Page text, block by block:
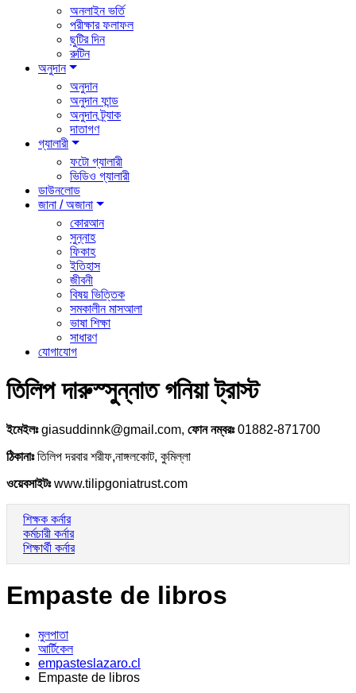
অনলাইন ভর্তি
পরীক্ষার ফলাফল
ছুটির দিন
রুটিন
অনুদান
অনুদান
অনুদান ফান্ড
অনুদান ট্র্যাক
দাতাগণ
গ্যালারী
ফটো গ্যালারী
ভিডিও গ্যালারী
ডাউনলোড
জানা / অজানা
কোরআন
সুন্নাহ
ফিকাহ
ইতিহাস
জীবনী
বিষয় ভিত্তিক
সমকালীন মাসআলা
ভাষা শিক্ষা
সাধারণ
যোগাযোগ
তিলিপ দারুস্সুন্নাত গনিয়া ট্রাস্ট
ইমেইলঃgiasuddinnk@gmail.com, ফোন নম্বরঃ01882-871700
ঠিকানাঃতিলিপ দরবার শরীফ,নাঙ্গলকোট, কুমিল্লা
ওয়েবসাইটঃwww.tilipgoniatrust.com
শিক্ষক কর্নার
কর্মচারী কর্নার
শিক্ষার্থী কর্নার
Empaste de libros
মুলপাতা
আর্টিকেল
empasteslazaro.cl
Empaste de libros